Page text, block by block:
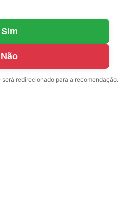
Sim
Não
redirecionado para a recomendação.